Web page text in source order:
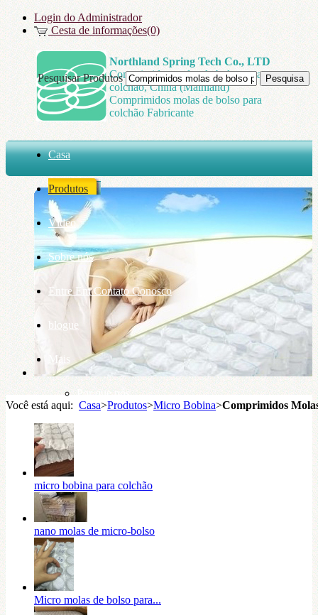
Login do Administrador
Cesta de informações(0)
Northland Spring Tech Co., LTD
Comprimidos molas de bolso para
colchão, China (Mainland)
Comprimidos molas de bolso para
colchão Fabricante
Casa
Produtos
Vídeo
Sobre nós
Entre Em Contato Conosco
blogue
Mais
Por que nós
Pesquisar Produtos
Você está aqui: Casa>Produtos>Micro Bobina>Comprimidos
micro bobina para colchão
nano molas de micro-bolso
Micro molas de bolso para...